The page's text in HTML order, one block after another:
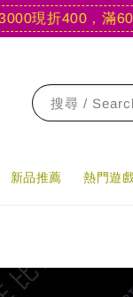
折400，滿6000現
搜尋 /
新品推薦 熱門遊